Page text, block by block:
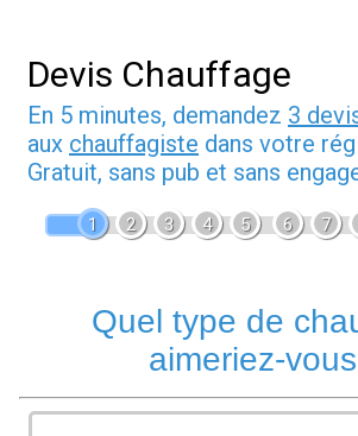
Devis Chauffage
En 5 minutes, demandez 3
aux chauffagiste dans votre
Gratuit, sans pub et sans
1 2 3 4 5 6 7
Quel type de
aimeriez-